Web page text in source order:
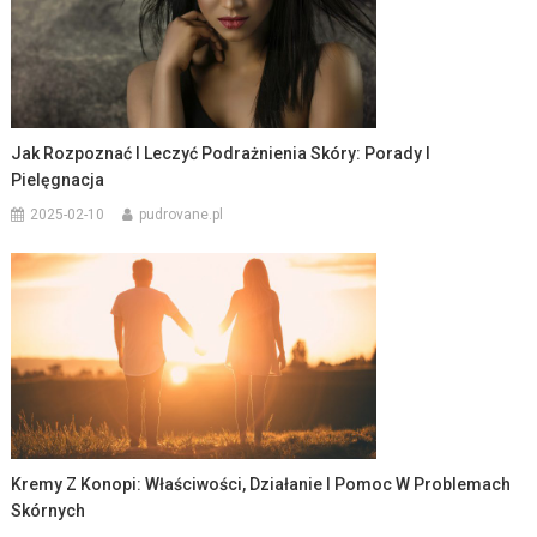
Jak Rozpoznać I Leczyć Podrażnienia Skóry: Porady I
Pielęgnacja
2025-02-10 pudrovane.pl
Kremy Z Konopi: Właściwości, Działanie I Pomoc W Problemach
Skórnych